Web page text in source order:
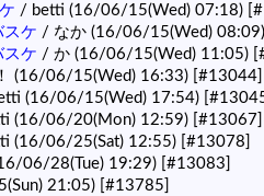
/ betti (16/06/15(Wed) 07:18)
スケ / なか (16/06/15(Wed)
スケ / か (16/06/15(Wed) 11:05)
(16/06/15(Wed) 16:33) [#13044]
(16/06/15(Wed) 17:54)
(16/06/20(Mon) 12:59) [#13067]
(16/06/25(Sat) 12:55) [#13078]
06/28(Tue) 19:29) [#13083]
21:05) [#13785]